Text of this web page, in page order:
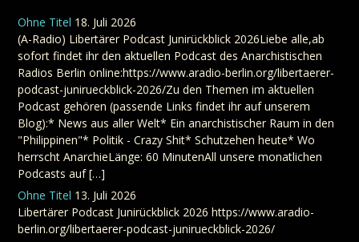
Ohne Titel 18. Juli 2026
(A-Radio) Libertärer Podcast Junirückblick 2026Liebe alle,ab
sofort findet ihr den aktuellen Podcast des Anarchistischen
Radios Berlin online:https://www.aradio-berlin.org/libertaerer-
podcast-junirueckblick-2026/Zu den Themen im aktuellen
Podcast gehören (passende Links findet ihr auf unserem
Blog):* News aus aller Welt* Ein anarchistischer Raum in den
"Philippinen"* Politik - Crazy Shit* Schutzehen heute* Wo
herrscht AnarchieLänge: 60 MinutenAll unsere monatlichen
Podcasts auf […]
Ohne Titel 13. Juli 2026
Libertärer Podcast Junirückblick 2026 https://www.aradio-
berlin.org/libertaerer-podcast-junirueckblick-2026/